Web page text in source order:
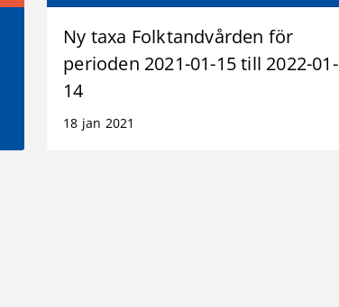
Ny taxa Folktandvården för
perioden 2021-01-15 till 2022-01-
14
18 jan 2021